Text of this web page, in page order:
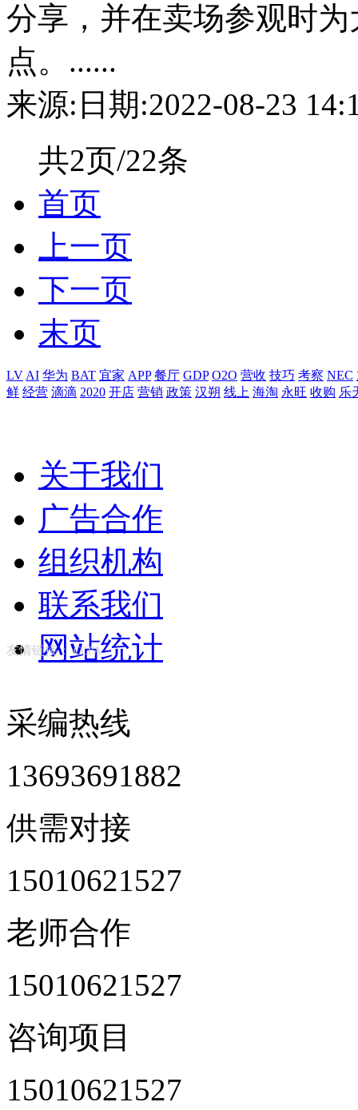
分享，并在卖场参观时
点。......
来源: 日期:2022-08-23
共2页/22条
首页
上一页
下一页
末页
LV AI 华为 BAT 宜家 APP 餐厅 GDP O2O 营收 技巧 考察 NEC
鲜 经营 滴滴 2020 开店 营销 政策 汉朔 线上 海淘 永旺 收购 乐
关于我们
广告合作
组织机构
联系我们
网站统计
友情链接： CCFA
采编热线
13693691882
供需对接
15010621527
老师合作
15010621527
咨询项目
15010621527